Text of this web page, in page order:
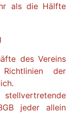
als die Hälfte
des Vereins
der
jeder allein